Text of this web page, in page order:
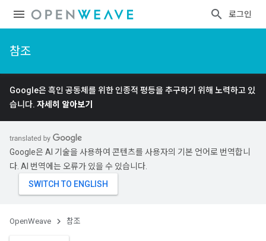
로그인
참조
Google은 흑인 공동체를 위한 인종적 평등을 추구하기 위해 노력하고 있
습니다. 자세히 알아보기
Google은 AI 기술을 사용하여 콘텐츠를 사용자의 기본 언어로 번역합니
다. AI 번역에는 오류가 있을 수 있습니다.
OpenWeave 참조